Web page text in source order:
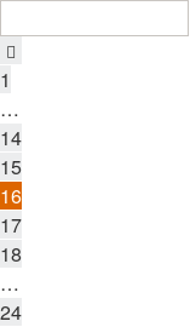
24
1
…
14
15
16
17
18
…
24